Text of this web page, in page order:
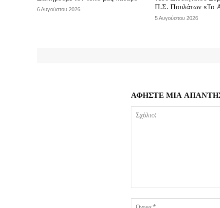
6 Αυγούστου 2026
Π.Σ. Πουλάτων «Το
5 Αυγούστου 2026
ΑΦΗΣΤΕ ΜΙΑ